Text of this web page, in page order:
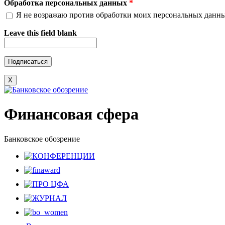
Обработка персональных данных *
Я не возражаю против обработки моих персональных
Leave this field blank
X
Финансовая сфера
Банковское обозрение